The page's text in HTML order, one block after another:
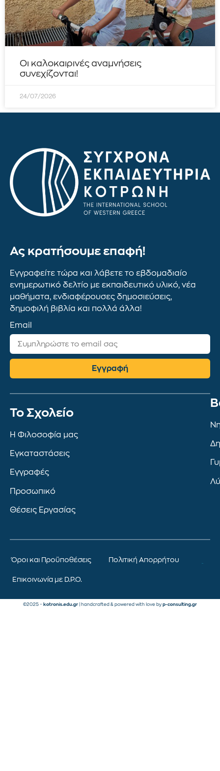
Οι καλοκαιρινές αναμνήσεις
συνεχίζονται!
24/07/2026
Ας κρατήσουμε επαφή!
Εγγραφείτε τώρα και λάβετε το εβδομαδιαίο
ενημερωτικό δελτίο με εκπαιδευτικό υλικό, νέα
μαθήματα, ενδιαφέρουσες δημοσιεύσεις,
δημοφιλή βιβλία και πολλά άλλα!
Email
Εγγραφή
To Σχολείο
Η Φιλοσοφία μας
Εγκαταστάσεις
Εγγραφές
Προσωπικό
Θέσεις Εργασίας
Όροι και Προϋποθέσεις Πολιτική Απορρήτου
Επικοινωνία με D.P.O.
©2025 – kotronis.edu.gr | handcrafted & powered with love by p-consulting.gr